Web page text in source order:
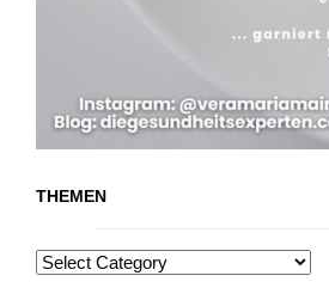
THEMEN